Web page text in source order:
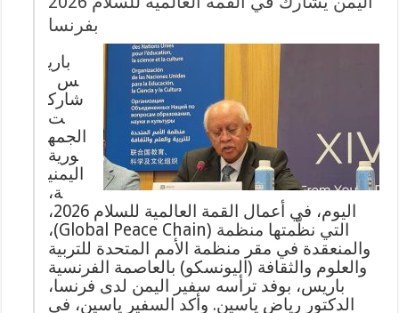
بفرنسا
باري
س
شارك
ت
الجمه
ورية
اليمني
ة،
اليوم، في أعمال القمة العالمية للسلام 2026،
التي نظّمتها منظمة (Global Peace Chain)،
والمنعقدة في مقر منظمة الأمم المتحدة للتربية
والعلوم والثقافة (اليونسكو) بالعاصمة الفرنسية
باريس، بوفد ترأسه سفير اليمن لدى فرنسا،
الدكتور رياض ياسين. وأكد السفير ياسين، في